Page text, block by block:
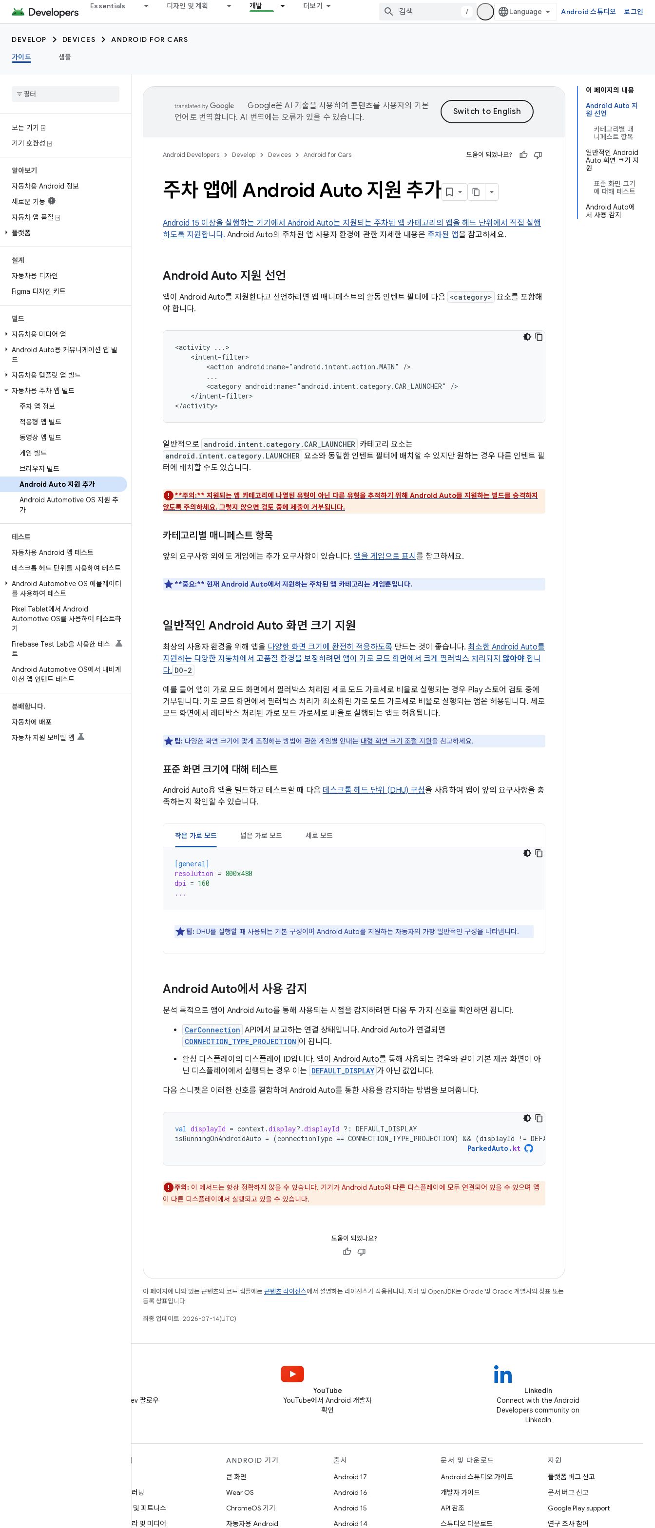
Essentials 디자인 및 계획 개발 더보기
/ Android 스튜디오 로그인
DEVELOP DEVICES
ANDROID FOR CARS
가이드
샘플
모든 기기 ⍈
기기 호환성 ⍈
알아보기
자동차용 Android 정보
새로운 기능
자동차 앱 품질 ⍈
플랫폼
설계
자동차용 디자인
Figma 디자인 키트
빌드
자동차용 미디어 앱
Android Auto용 커뮤니케이션 앱 빌
드
자동차용 템플릿 앱 빌드
자동차용 주차 앱 빌드
주차 앱 정보
적응형 앱 빌드
동영상 앱 빌드
게임 빌드
브라우저 빌드
Android Auto 지원 추가
Android Automotive OS 지원 추
가
테스트
자동차용 Android 앱 테스트
데스크톱 헤드 단위를 사용하여 테스트
Android Automotive OS 에뮬레이터
를 사용하여 테스트
Pixel Tablet에서 Android
Automotive OS를 사용하여 테스트하
기
Firebase Test Lab을 사용한 테스
트
Android Automotive OS에서 내비게
이션 앱 인텐트 테스트
분배합니다.
자동차에 배포
자동차 지원 모바일 앱
이 페이지의 내용
Android Auto 지
원 선언
카테고리별 매
니페스트 항목
일반적인 Android
Auto 화면 크기 지
원
표준 화면 크기
에 대해 테스트
Android Auto에
서 사용 감지
Google은 AI 기술을 사용하여 콘텐츠를 사용자의 기본
언어로 번역합니다. AI 번역에는 오류가 있을 수 있습니다.
Android Developers Develop Devices Android for Cars 도움이 되었나요?
주차 앱에 Android Auto 지원 추가
Android 15 이상을 실행하는 기기에서 Android Auto는 지원되는 주차된 앱 카테고리의 앱을 헤드 단위에서 직접 실행
하도록 지원합니다. Android Auto의 주차된 앱 사용자 환경에 관한 자세한 내용은 주차된 앱을 참고하세요.
Android Auto 지원 선언
앱이 Android Auto를 지원한다고 선언하려면 앱 매니페스트의 활동 인텐트 필터에 다음 <category> 요소를 포함해
야 합니다.
<activity
<action android:name="android.intent.action.MAIN"
<category android:name="android.intent.category.CAR_LAUNCHER"
</intent-filter>
일반적으로 android.intent.category.CAR_LAUNCHER 카테고리 요소는
android.intent.category.LAUNCHER 요소와 동일한 인텐트 필터에 배치할 수 있지만 원하는 경우 다른 인텐트 필
터에 배치할 수도 있습니다.
**주의:** 지원되는 앱 카테고리에 나열된 유형이 아닌 다른 유형을 추적하기 위해 Android Auto를 지원하는 빌드를 승격하지
않도록 주의하세요. 그렇지 않으면 검토 중에 제출이 거부됩니다.
카테고리별 매니페스트 항목
앞의 요구사항 외에도 게임에는 추가 요구사항이 있습니다. 앱을 게임으로 표시 를 참고하세요.
**중요:** 현재 Android Auto에서 지원하는 주차된 앱 카테고리는 게임뿐입니다.
일반적인 Android Auto 화면 크기 지원
최상의 사용자 환경을 위해 앱을 다양한 화면 크기에 완전히 적응하도록 만드는 것이 좋습니다. 최소한 Android Auto를
지원하는 다양한 자동차에서 고품질 환경을 보장하려면 앱이 가로 모드 화면에서 크게 필러박스 처리되지 않아야 합니
다. DO-2
예를 들어 앱이 가로 모드 화면에서 필러박스 처리된 세로 모드 가로세로 비율로 실행되는 경우 Play 스토어 검토 중에
거부됩니다. 가로 모드 화면에서 필러박스 처리가 최소화된 가로 모드 가로세로 비율로 실행되는 앱은 허용됩니다. 세로
모드 화면에서 레터박스 처리된 가로 모드 가로세로 비율로 실행되는 앱도 허용됩니다.
팁: 다양한 화면 크기에 맞게 조정하는 방법에 관한 게임별 안내는 대형 화면 크기 조절 지원을 참고하세요.
표준 화면 크기에 대해 테스트
Android Auto용 앱을 빌드하고 테스트할 때 다음 데스크톱 헤드 단위 (DHU) 구성을 사용하여 앱이 앞의 요구사항을 충
족하는지 확인할 수 있습니다.
작은 가로 모드 넓은 가로 모드 세로 모드
[general]
resolution = 800x480
dpi = 160
...
팁: DHU를 실행할 때 사용되는 기본 구성이며 Android Auto를 지원하는 자동차의 가장 일반적인 구성을 나타냅니다.
Android Auto에서 사용 감지
분석 목적으로 앱이 Android Auto를 통해 사용되는 시점을 감지하려면 다음 두 가지 신호를 확인하면 됩니다.
CarConnection API에서 보고하는 연결 상태입니다. Android Auto가 연결되면
CONNECTION_TYPE_PROJECTION 이 됩니다.
활성 디스플레이의 디스플레이 ID입니다. 앱이 Android Auto를 통해 사용되는 경우와 같이 기본 제공 화면이 아
닌 디스플레이에서 실행되는 경우 이는 DEFAULT_DISPLAY 가 아닌 값입니다.
다음 스니펫은 이러한 신호를 결합하여 Android Auto를 통한 사용을 감지하는 방법을 보여줍니다.
val displayId = context.display?.displayId ?: DEFAULT_DISPLAY
isRunningOnAndroidAuto = (connectionType == CONNECTION_TYPE_PROJECTION) && (displayId != DEFAULT_DISPLAY
ParkedAuto . kt
주의: 이 메서드는 항상 정확하지 않을 수 있습니다. 기기가 Android Auto와 다른 디스플레이에 모두 연결되어 있을 수 있으며 앱
이 다른 디스플레이에서 실행되고 있을 수 있습니다.
도움이 되었나요?
이 페이지에 나와 있는 콘텐츠와 코드 샘플에는 콘텐츠 라이선스에서 설명하는 라이선스가 적용됩니다. 자바 및 OpenJDK는 Oracle 및 Oracle 계열사의 상표 또는
등록 상표입니다.
최종 업데이트: 2026-07-14(UTC)
X에서 @AndroidDev 팔로우
YouTube
YouTube에서 Android 개발자
확인
LinkedIn
Connect with the Android
Developers community on
LinkedIn
탐색
머신러닝
건강 및 피트니스
카메라 및 미디어
ANDROID 기기
큰 화면
Wear OS
ChromeOS 기기
자동차용 Android
출시
Android 17
Android 16
Android 15
Android 14
문서 및 다운로드
Android 스튜디오 가이드
개발자 가이드
API 참조
스튜디오 다운로드
지원
플랫폼 버그 신고
문서 버그 신고
Google Play support
연구 조사 참여